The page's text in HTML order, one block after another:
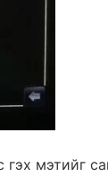
гэх мэтийг